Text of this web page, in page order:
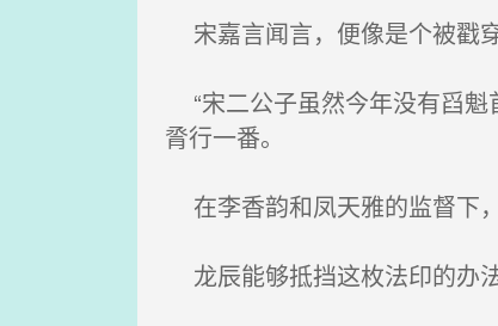
宋嘉言闻言，便像是个被戳
“宋二公子虽然今年没有舀魁
脀行一番。
在李香韵和凤天雅的监督下
龙辰能够抵挡这枚法印的办